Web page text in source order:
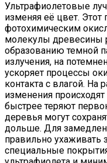
Ультрафиолетовые
изменяя её цвет. Этот
фотохимическим
молекулы древесины
образованию темной
излучения, на
ускоряет процессы
контакта с влагой. На
изменения
быстрее теряют
деревья могут
дольше. Для
правильно ухаживать
специальные